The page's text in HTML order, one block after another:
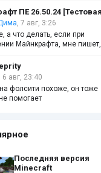
, 7 авг, 3:26
а что делать, если при
Майнкрафта, мне пишет,
, 6 авг, 23:40
фолсити похоже, он тоже
помогает
Последняя версия
Minecraft